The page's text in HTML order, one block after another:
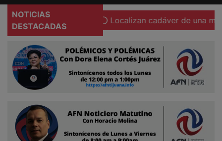
NOTICIAS
DESTACADAS
corporal Localizan cadáver de una mujer
Acerca
de
AFN
Ventas
Contacto
Reportero